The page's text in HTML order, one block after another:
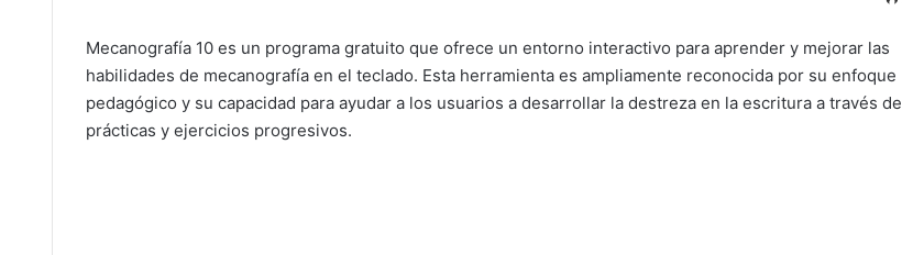
Mecanografía 10 es un programa gratuito que ofrece un entorno interactivo para aprender y mejorar las
habilidades de mecanografía en el teclado. Esta herramienta es ampliamente reconocida por su enfoque
pedagógico y su capacidad para ayudar a los usuarios a desarrollar la destreza en la escritura a través de
prácticas y ejercicios progresivos.